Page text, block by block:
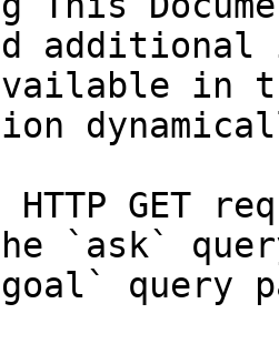
in
HTTP GET
`ask`
query